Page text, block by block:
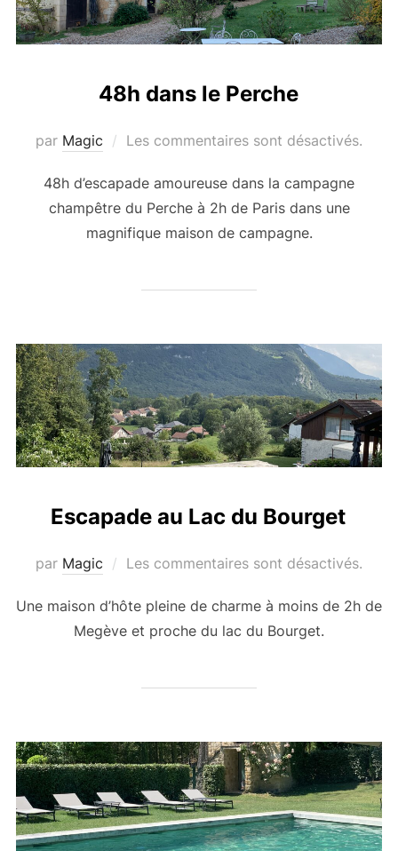
48h dans le Perche
par Magic Les commentaires sont désactivés.
48h d’escapade amoureuse dans la campagne
champêtre du Perche à 2h de Paris dans une
magnifique maison de campagne.
Escapade au Lac du Bourget
par Magic Les commentaires sont désactivés.
Une maison d’hôte pleine de charme à moins de 2h de
Megève et proche du lac du Bourget.